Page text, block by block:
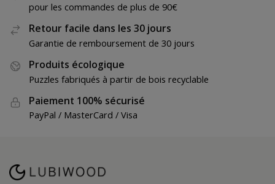
pour les commandes de plus de 90€
Retour facile dans les 30 jours
Garantie de remboursement de 30 jours
Produits écologique
Puzzles fabriqués à partir de bois recyclable
Paiement 100% sécurisé
PayPal / MasterCard / Visa